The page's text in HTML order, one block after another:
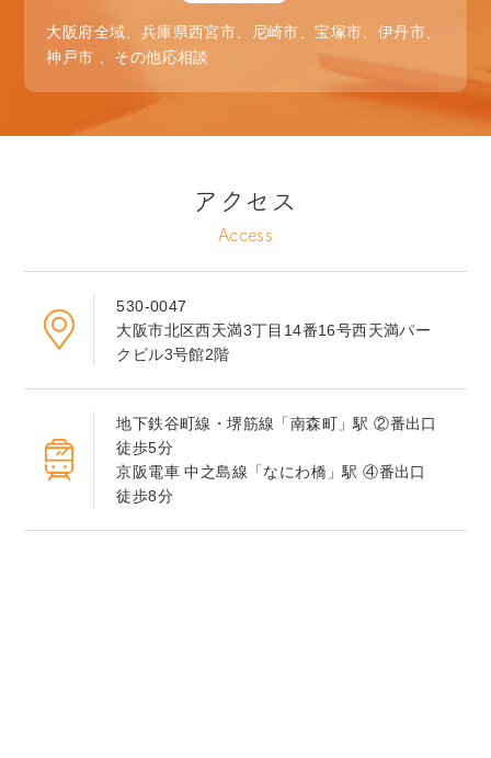
大阪府全域、兵庫県西宮市、尼崎市、宝塚市、伊丹市、
神戸市 、その他応相談
アクセス
Access
530-0047
大阪市北区西天満3丁目14番16号西天満パー
クビル3号館2階
地下鉄谷町線・堺筋線「南森町」駅 ②番出口
徒歩5分
京阪電車 中之島線「なにわ橋」駅 ④番出口
徒歩8分